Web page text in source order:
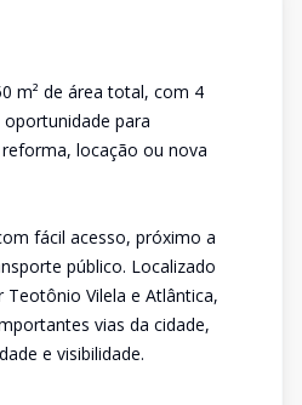
m² de área total, com 4
para
locação ou nova
fácil acesso, próximo a
público. Localizado
Teotônio Vilela e Atlântica,
vias da cidade,
e visibilidade.